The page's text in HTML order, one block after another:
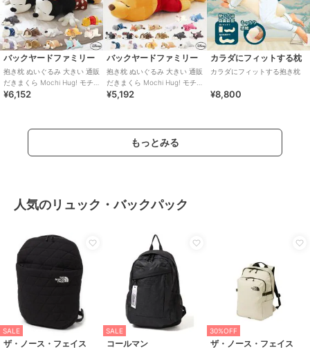
バックヤードファミリー
抱き枕 ぬいぐるみ 大きい 通販
だきまくら Mochi Hug! モチ
ハグ Disney ディズニ
¥6,152
バックヤードファミリー
抱き枕 ぬいぐるみ 大きい 通販
だきまくら Mochi Hug! モチ
ハグ Disney ディズニ
¥5,192
カラダにフィットする枕
カラダにフィットする抱き枕
¥8,800
もっとみる
人気のリュック・バックパック
SALE
ザ・ノース・フェイス
SALE
コールマン
30%OFF
ザ・ノース・フェイス